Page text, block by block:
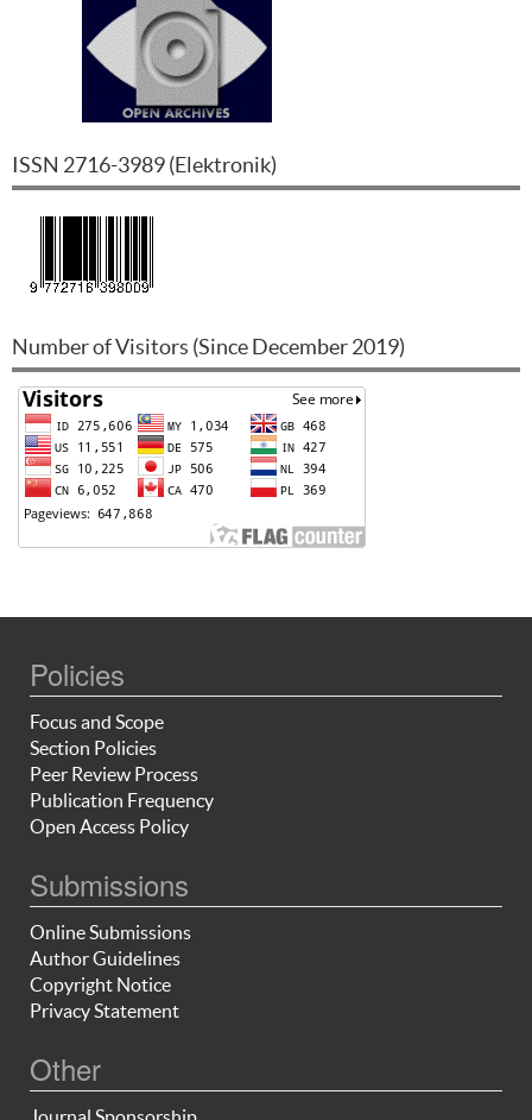
ISSN 2716-3989(Elektronik)
Number of Visitors (Since December 2019)
Policies
Focus and Scope
Section Policies
Peer Review Process
Publication Frequency
Open Access Policy
Submissions
Online Submissions
Author Guidelines
Copyright Notice
Privacy Statement
Other